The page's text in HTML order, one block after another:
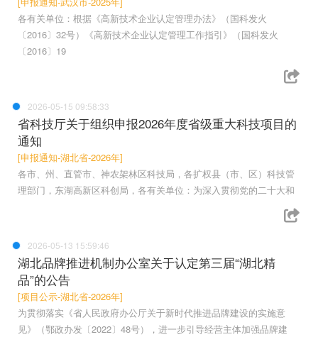
各有关单位：根据《高新技术企业认定管理办法》（国科发火
〔2016〕32号）《高新技术企业认定管理工作指引》（国科发火
〔2016〕19
2026-05-15 09:58:33
省科技厅关于组织申报2026年度省级重大科技项目的
通知
[申报通知-湖北省-2026年]
各市、州、直管市、神农架林区科技局，各扩权县（市、区）科技管
理部门，东湖高新区科创局，各有关单位：为深入贯彻党的二十大和
2026-05-13 15:59:46
湖北品牌推进机制办公室关于认定第三届“湖北精
品”的公告
[项目公示-湖北省-2026年]
为贯彻落实《省人民政府办公厅关于新时代推进品牌建设的实施意
见》（鄂政办发〔2022〕48号），进一步引导经营主体加强品牌建